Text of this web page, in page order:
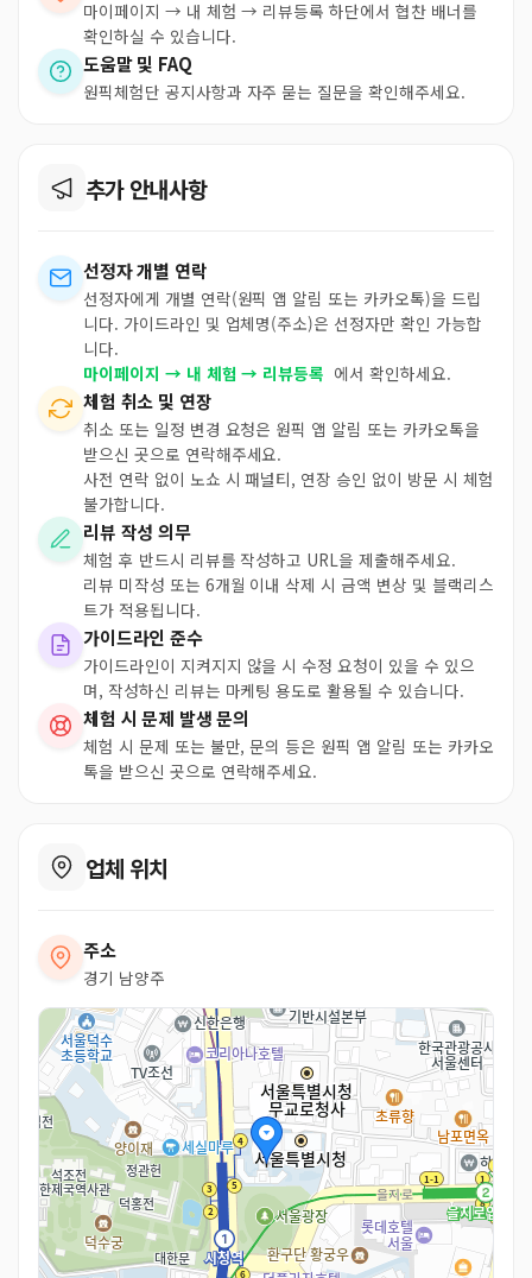
마이페이지 → 내 체험 → 리뷰등록 하단에서 협찬 배너를
확인하실 수 있습니다.
도움말 및 FAQ
원픽체험단 공지사항과 자주 묻는 질문을 확인해주세요.
추가 안내사항
선정자 개별 연락
선정자에게 개별 연락(원픽 앱 알림 또는 카카오톡)을 드립
니다. 가이드라인 및 업체명(주소)은 선정자만 확인 가능합
니다.
마이페이지 → 내 체험 → 리뷰등록 에서 확인하세요.
체험 취소 및 연장
취소 또는 일정 변경 요청은 원픽 앱 알림 또는 카카오톡을
받으신 곳으로 연락해주세요.
사전 연락 없이 노쇼 시 패널티, 연장 승인 없이 방문 시 체험
불가합니다.
리뷰 작성 의무
체험 후 반드시 리뷰를 작성하고 URL을 제출해주세요.
리뷰 미작성 또는 6개월 이내 삭제 시 금액 변상 및 블랙리스
트가 적용됩니다.
가이드라인 준수
가이드라인이 지켜지지 않을 시 수정 요청이 있을 수 있으
며, 작성하신 리뷰는 마케팅 용도로 활용될 수 있습니다.
체험 시 문제 발생 문의
체험 시 문제 또는 불만, 문의 등은 원픽 앱 알림 또는 카카오
톡을 받으신 곳으로 연락해주세요.
업체 위치
주소
경기 남양주